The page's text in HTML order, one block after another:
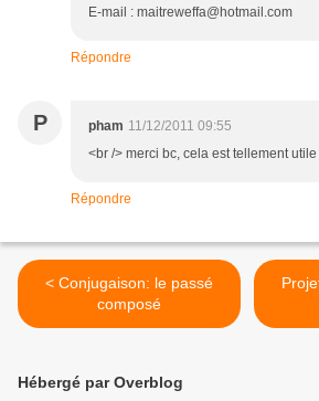
E-mail : maitreweffa@hotmail.com
Répondre
P pham 11/12/2011 09:55
<br /> merci bc, cela est tellement
Répondre
< Conjugaison: le passé
composé
Hébergé par Overblog